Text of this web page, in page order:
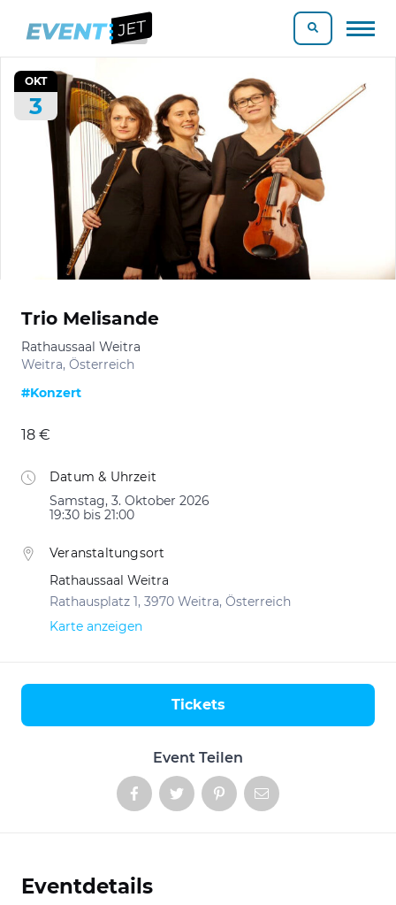
OKT
3
Trio Melisande
Rathaussaal Weitra
Weitra, Österreich
#Konzert
18 €
Datum & Uhrzeit
Samstag, 3. Oktober 2026
19:30 bis 21:00
Veranstaltungsort
Rathaussaal Weitra
Rathausplatz 1, 3970 Weitra, Österreich
Karte anzeigen
Event Teilen
Tickets
Eventdetails